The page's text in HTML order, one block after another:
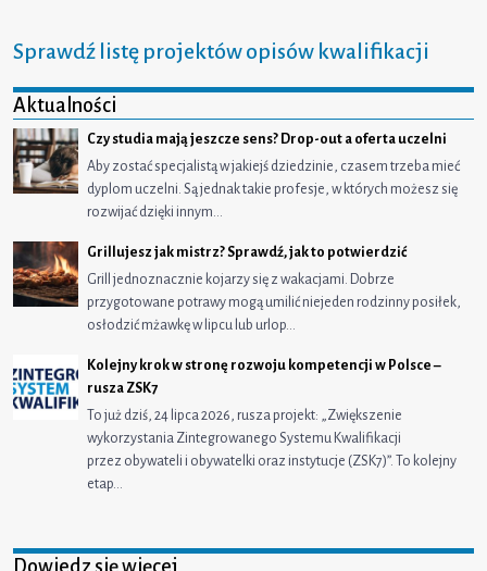
Sprawdź listę projektów opisów kwalifikacji
Aktualności
Czy studia mają jeszcze sens? Drop-out a oferta uczelni
Aby zostać specjalistą w jakiejś dziedzinie, czasem trzeba mieć
dyplom uczelni. Są jednak takie profesje, w których możesz się
rozwijać dzięki innym…
Grillujesz jak mistrz? Sprawdź, jak to potwierdzić
Grill jednoznacznie kojarzy się z wakacjami. Dobrze
przygotowane potrawy mogą umilić niejeden rodzinny posiłek,
osłodzić mżawkę w lipcu lub urlop…
Kolejny krok w stronę rozwoju kompetencji w Polsce –
rusza ZSK7
To już dziś, 24 lipca 2026, rusza projekt: „Zwiększenie
wykorzystania Zintegrowanego Systemu Kwalifikacji
przez obywateli i obywatelki oraz instytucje (ZSK7)”. To kolejny
etap…